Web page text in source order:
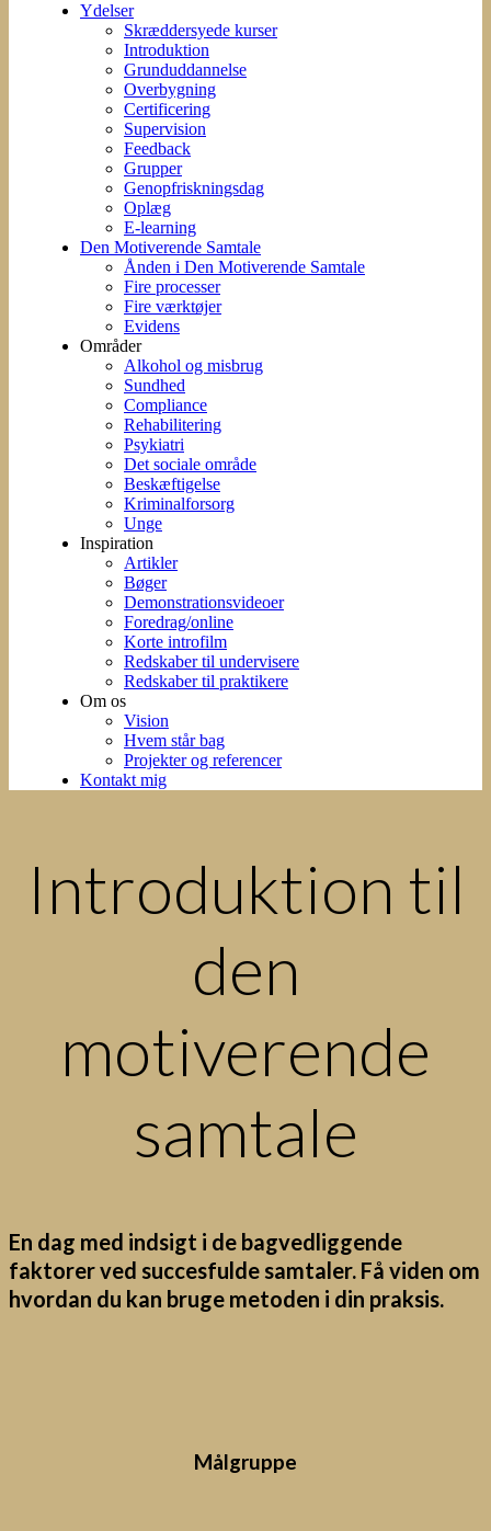
Ydelser
Skræddersyede kurser
Introduktion
Grunduddannelse
Overbygning
Certificering
Supervision
Feedback
Grupper
Genopfriskningsdag
Oplæg
E-learning
Den Motiverende Samtale
Ånden i Den Motiverende Samtale
Fire processer
Fire værktøjer
Evidens
Områder
Alkohol og misbrug
Sundhed
Compliance
Rehabilitering
Psykiatri
Det sociale område
Beskæftigelse
Kriminalforsorg
Unge
Inspiration
Artikler
Bøger
Demonstrationsvideoer
Foredrag/online
Korte introfilm
Redskaber til undervisere
Redskaber til praktikere
Om os
Vision
Hvem står bag
Projekter og referencer
Kontakt mig
Introduktion til
den
motiverende
samtale
En dag med indsigt i de bagvedliggende
faktorer ved succesfulde samtaler. Få viden om
hvordan du kan bruge metoden i din praksis.
Målgruppe